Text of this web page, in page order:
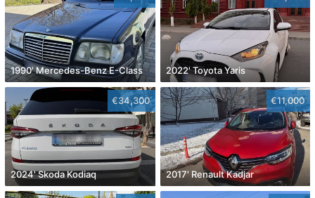
1990' Mercedes-Benz E-Class 2022' Toyota Yaris
€34,300
2024' Skoda Kodiaq
€11,000
2017' Renault Kadjar